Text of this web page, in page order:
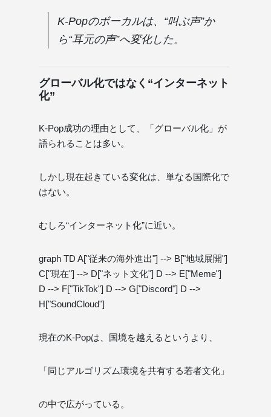
K-Popのボーカルは、“叫ぶ声”か
ら“耳元の声”へ変化した。
グローバル化ではなく“インターネット
化”
K-Pop成功の理由として、「グローバル化」が
語られることは多い。
しかし現在起きている変化は、単なる国際化で
はない。
むしろ“インターネット化”に近い。
graph TD A["従来の海外進出"] --> B["地域展開"]
C["現在"] --> D["ネット文化"] D --> E["Meme"]
D --> F["TikTok"] D --> G["Discord"] D -->
H["SoundCloud"]
現在のK-Popは、国境を越えるというより、
「同じアルゴリズム環境を共有する若者文化」
の中で広がっている。